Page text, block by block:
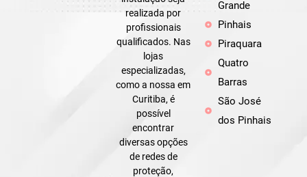
realizada por
profissionais
qualificados. Nas
lojas
especializadas,
como a nossa em
Curitiba, é
possível
encontrar
diversas opções
de redes de
proteção,
Grande
Pinhais
Piraquara
Quatro
Barras
São José
dos Pinhais